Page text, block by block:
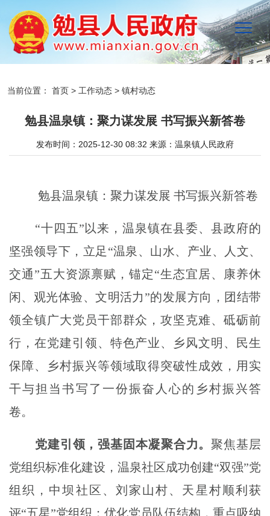
当前位置： 首页 > 工作动态 > 镇村动态
勉县温泉镇：聚力谋发展 书写振兴新答卷
发布时间：2025-12-30 08:32 来源： 温泉镇人民政府
勉县温泉镇：聚力谋发展 书写振兴新答卷
“十四五”以来，温泉镇在县委、县政府的
坚强领导下，立足“温泉、山水、产业、人文、
交通”五大资源禀赋，锚定“生态宜居、康养休
闲、观光体验、文明活力”的发展方向，团结带
领全镇广大党员干部群众，攻坚克难、砥砺前
行，在党建引领、特色产业、乡风文明、民生
保障、乡村振兴等领域取得突破性成效，用实
干与担当书写了一份振奋人心的乡村振兴答
卷。
党建引领，强基固本凝聚合力。 聚焦基层
党组织标准化建设，温泉社区成功创建“双强”党
组织，中坝社区、刘家山村、天星村顺利获
评“五星”党组织；优化党员队伍结构，重点吸纳